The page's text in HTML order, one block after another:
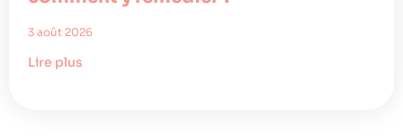
3 août 2026
Lire plus